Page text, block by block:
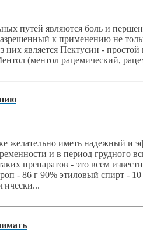
путей являются боль и
к применению не
является Пектусин -
(ментол рацемический,
иметь надежный и
и в период грудного
препаратов - это всем
- 86 г 90% этиловый спирт -